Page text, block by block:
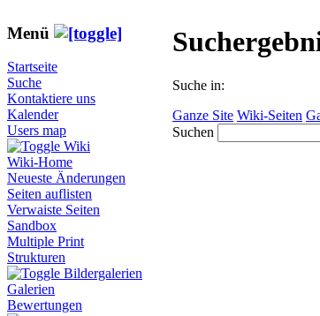
Menü
Startseite
Suche
Kontaktiere uns
Kalender
Users map
Wiki
Wiki-Home
Neueste Änderungen
Seiten auflisten
Verwaiste Seiten
Sandbox
Multiple Print
Strukturen
Bildergalerien
Galerien
Bewertungen
Suche in:
Ganze Site Wiki-Seiten
Suchen